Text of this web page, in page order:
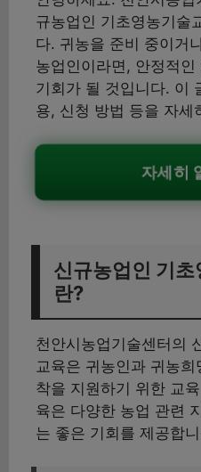
규농업인 기초영농기술
다. 귀농을 준비 중이거
농업인이라면, 안정적
기회가 될 것입니다. 이
용, 신청 방법 등을 자세
자세히
신규농업인 기
란?
천안시농업기술센터의
교육은 귀농인과 귀농
착을 지원하기 위한 교
육은 다양한 농업 관련
는 좋은 기회를 제공합